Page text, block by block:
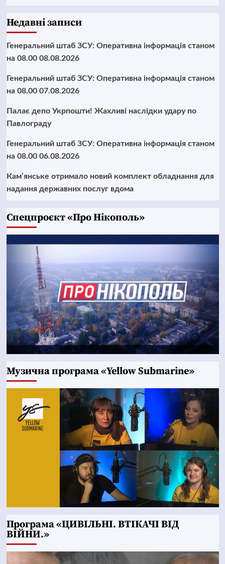
Недавні записи
Генеральний штаб ЗСУ: Оперативна інформація станом
на 08.00 08.08.2026
Генеральний штаб ЗСУ: Оперативна інформація станом
на 08.00 07.08.2026
Палає депо Укрпошти! Жахливі наслідки удару по
Павлограду
Генеральний штаб ЗСУ: Оперативна інформація станом
на 08.00 06.08.2026
Кам’янське отримало новий комплект обладнання для
надання державних послуг вдома
Cпецпроєкт «Про Нікополь»
Музична програма «Yellow Submarine»
Програма «ЦИВІЛЬНІ. ВТІКАЧІ ВІД
ВІЙНИ.»